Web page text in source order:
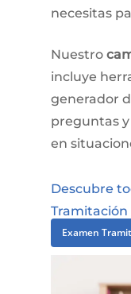
necesitas
Nuestro
incluye
generador
preguntas y
en
Descubre
Tramitación
Examen